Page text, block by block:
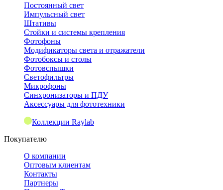
Постоянный свет
Импульсный свет
Штативы
Стойки и системы крепления
Фотофоны
Модификаторы света и отражатели
Фотобоксы и столы
Фотовспышки
Светофильтры
Микрофоны
Синхронизаторы и ПДУ
Аксессуары для фототехники
Коллекции Raylab
Покупателю
О компании
Оптовым клиентам
Контакты
Партнеры